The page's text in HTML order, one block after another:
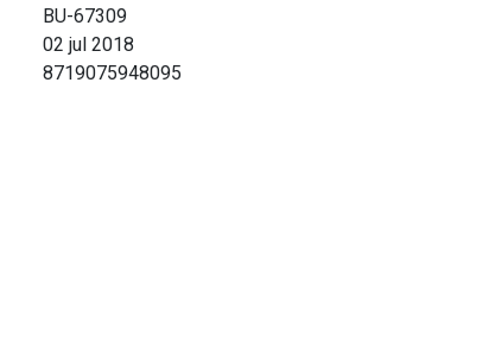
BU-67309
02 jul 2018
8719075948095